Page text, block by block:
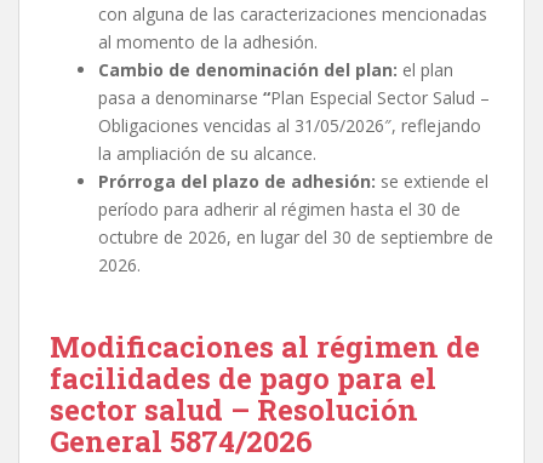
con alguna de las caracterizaciones mencionadas
al momento de la adhesión.
Cambio de denominación del plan: el plan
pasa a denominarse “Plan Especial Sector Salud –
Obligaciones vencidas al 31/05/2026″, reflejando
la ampliación de su alcance.
Prórroga del plazo de adhesión: se extiende el
período para adherir al régimen hasta el 30 de
octubre de 2026, en lugar del 30 de septiembre de
2026.
Modificaciones al régimen de
facilidades de pago para el
sector salud – Resolución
General 5874/2026